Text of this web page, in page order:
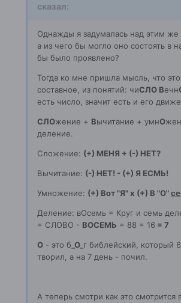
сказал:
Однажды я задумалась над этим же
а из чего бы могло оно состоять в
бы было проявлено?
Тогда ко мне пришла мысль, что
составное, из понятий: чиСЛО Вечн
есть число, значит есть и его
СЛОжение + Вычитание + умнО
деление.
Сложение: (+) МЕНЯ + (-) НЕТ?
Вычитание: (-) НЕТ! - (+) Я ЕСМЬ!
Умножение: (+) Вот "Я" х (+) В "О"
Деление: вОсемь = Круг и семь
= СЛОВО - ВОСЕМЬ = 88 = 16 = 7
О - это б _О_ г библейский, который
творил, а на 7 день - почил.
А теперь смотри как это смотрится